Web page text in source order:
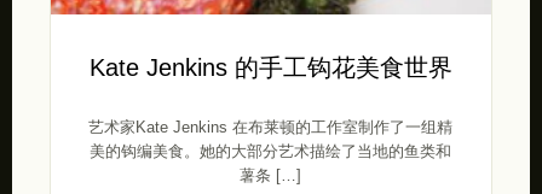
Kate Jenkins 的手工钩花美食世界
艺术家Kate Jenkins 在布莱顿的工作室制作了一组精
美的钩编美食。她的大部分艺术描绘了当地的鱼类和
薯条 […]